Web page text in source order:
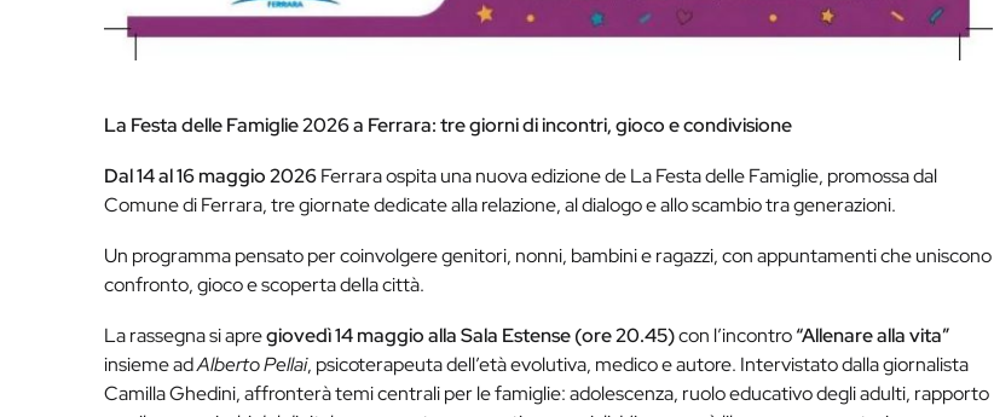
La Festa delle Famiglie 2026 a Ferrara: tre giorni di incontri, gioco e condivisione
Dal 14 al 16 maggio 2026Ferrara ospita una nuova edizione de La Festa delle Famiglie, promossa dal
Comune di Ferrara, tre giornate dedicate alla relazione, al dialogo e allo scambio tra generazioni.
Un programma pensato per coinvolgere genitori, nonni, bambini e ragazzi, con appuntamenti che uniscono
confronto, gioco e scoperta della città.
La rassegna si apregiovedì 14 maggio alla Sala Estense (ore 20.45)con l’incontro“Allenare alla vita”
insieme adAlberto Pellai, psicoterapeuta dell’età evolutiva, medico e autore. Intervistato dalla giornalista
Camilla Ghedini, affronterà temi centrali per le famiglie: adolescenza, ruolo educativo degli adulti, rapporto